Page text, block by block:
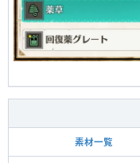
素材一覧